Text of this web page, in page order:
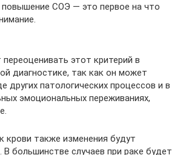
СОЭ — это первое на что
этот критерий в
диагностике, так как он может
других патологических процессов и в
эмоциональных переживаниях,
крови также изменения будут
большинстве случаев при раке будет